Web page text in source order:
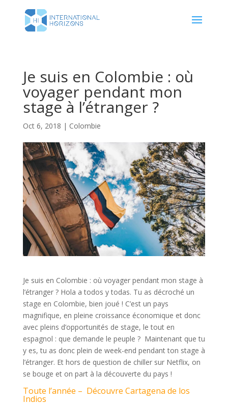
Je suis en Colombie : où
voyager pendant mon
stage à l’étranger ?
Oct 6, 2018 | Colombie
Je suis en Colombie : où voyager pendant mon stage à
l’étranger ? Hola a todos y todas. Tu as décroché un
stage en Colombie, bien joué ! C’est un pays
magnifique, en pleine croissance économique et donc
avec pleins d’opportunités de stage, le tout en
espagnol : que demande le peuple ? Maintenant que tu
y es, tu as donc plein de week-end pendant ton stage à
l’étranger. Et hors de question de chiller sur Netflix, on
se bouge et on part à la découverte du pays !
Toute l’année – Découvre Cartagena de los
Indios